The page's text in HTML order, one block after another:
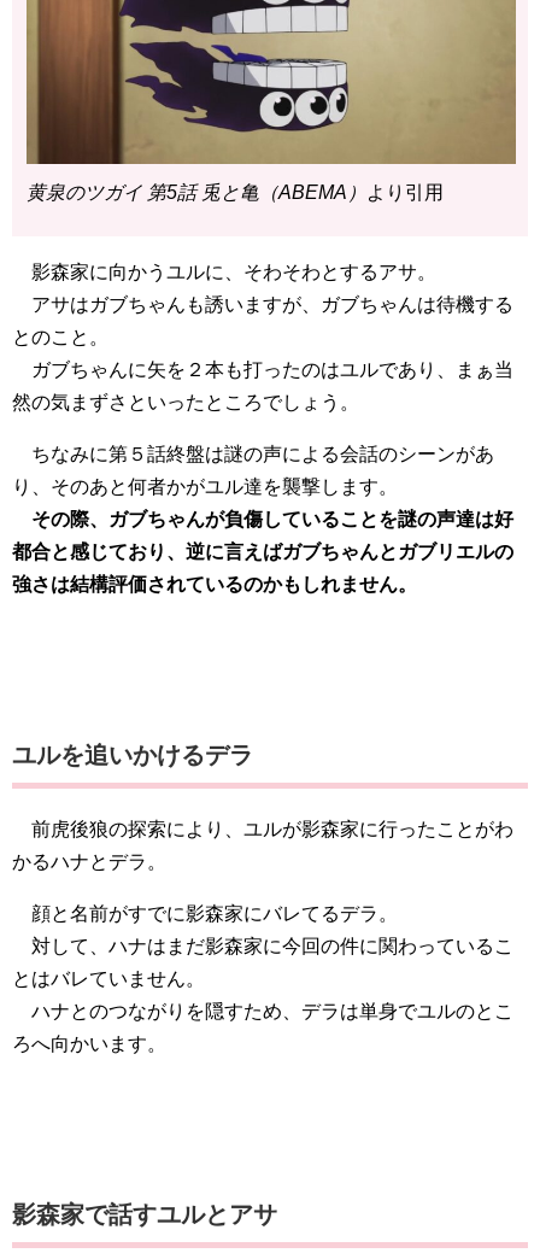
黄泉のツガイ 第5話 兎と亀（ABEMA） より引用
影森家に向かうユルに、そわそわとするアサ。
アサはガブちゃんも誘いますが、ガブちゃんは待機する
とのこと。
ガブちゃんに矢を２本も打ったのはユルであり、まぁ当
然の気まずさといったところでしょう。
ちなみに第５話終盤は謎の声による会話のシーンがあ
り、そのあと何者かがユル達を襲撃します。
その際、ガブちゃんが負傷していることを謎の声達は好
都合と感じており、逆に言えばガブちゃんとガブリエルの
強さは結構評価されているのかもしれません。
ユルを追いかけるデラ
前虎後狼の探索により、ユルが影森家に行ったことがわ
かるハナとデラ。
顔と名前がすでに影森家にバレてるデラ。
対して、ハナはまだ影森家に今回の件に関わっているこ
とはバレていません。
ハナとのつながりを隠すため、デラは単身でユルのとこ
ろへ向かいます。
影森家で話すユルとアサ